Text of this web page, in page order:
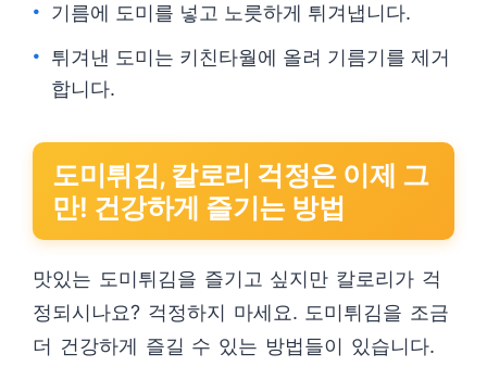
기름에 도미를 넣고 노릇하게 튀겨냅니다.
튀겨낸 도미는 키친타월에 올려 기름기를 제거
합니다.
도미튀김, 칼로리 걱정은 이제 그
만! 건강하게 즐기는 방법
맛있는 도미튀김을 즐기고 싶지만 칼로리가 걱
정되시나요? 걱정하지 마세요. 도미튀김을 조금
더 건강하게 즐길 수 있는 방법들이 있습니다.